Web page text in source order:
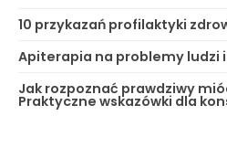
10 przykazań profilaktyki
Apiterapia na problemy ludzi
Jak rozpoznać prawdziwy
Praktyczne wskazówki dla